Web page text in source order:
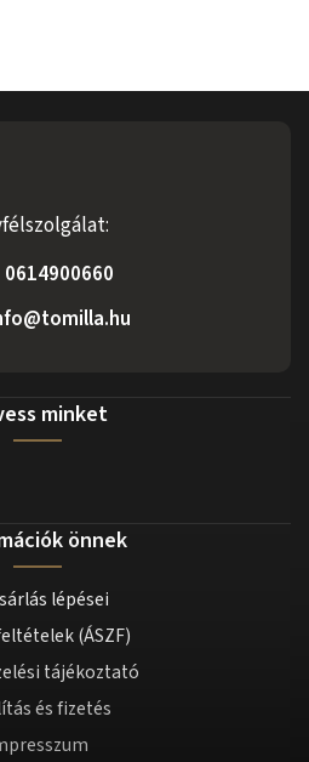
0614900660
minket
önnek
lépései
(ÁSZF)
tájékoztató
és fizetés